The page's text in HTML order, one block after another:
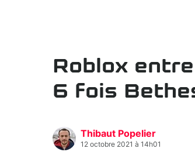
Roblox
6 fois
Thibaut Popelier
12 octobre 2021 à 14h01